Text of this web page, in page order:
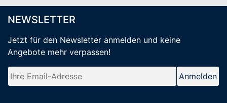
NEWSLETTER
Jetzt für den Newsletter anmelden und keine
Angebote mehr verpassen!